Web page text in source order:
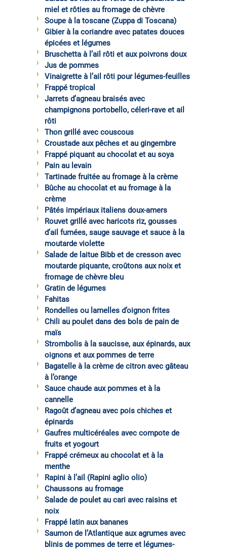
miel et rôties au fromage de chèvre
Soupe à la toscane (Zuppa di Toscana)
Gibier à la coriandre avec patates douces
épicées et légumes
Bruschetta à l’ail rôti et aux poivrons doux
Jus de pommes
Vinaigrette à l’ail rôti pour légumes-feuilles
Frappé tropical
Jarrets d’agneau braisés avec
champignons portobello, céleri-rave et ail
rôti
Thon grillé avec couscous
Croustade aux pêches et au gingembre
Frappé piquant au chocolat et au soya
Pain au levain
Tartinade fruitée au fromage à la crème
Bûche au chocolat et au fromage à la
crème
Pâtés impériaux italiens doux-amers
Rouvet grillé avec haricots riz, gousses
d’ail fumées, sauge sauvage et sauce à la
moutarde violette
Salade de laitue Bibb et de cresson avec
moutarde piquante, croûtons aux noix et
fromage de chèvre bleu
Gratin de légumes
Fahitas
Rondelles ou lamelles d’oignon frites
Chili au poulet dans des bols de pain de
maïs
Strombolis à la saucisse, aux épinards, aux
oignons et aux pommes de terre
Bagatelle à la crème de citron avec gâteau
à l’orange
Sauce chaude aux pommes et à la
cannelle
Ragoût d’agneau avec pois chiches et
épinards
Gaufres multicéréales avec compote de
fruits et yogourt
Frappé crémeux au chocolat et à la
menthe
Rapini à l’ail (Rapini aglio olio)
Chaussons au fromage
Salade de poulet au cari avec raisins et
noix
Frappé latin aux bananes
Saumon de l’Atlantique aux agrumes avec
blinis de pommes de terre et légumes-